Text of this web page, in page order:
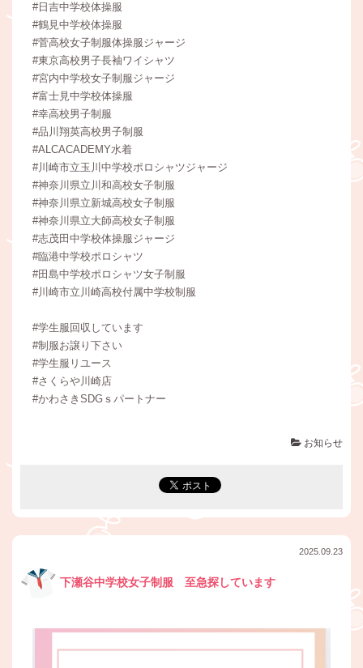
#日吉中学校体操服
#鶴見中学校体操服
#菅高校女子制服体操服ジャージ
#東京高校男子長袖ワイシャツ
#宮内中学校女子制服ジャージ
#富士見中学校体操服
#幸高校男子制服
#品川翔英高校男子制服
#ALCACADEMY水着
#川崎市立玉川中学校ポロシャツジャージ
#神奈川県立川和高校女子制服
#神奈川県立新城高校女子制服
#神奈川県立大師高校女子制服
#志茂田中学校体操服ジャージ
#臨港中学校ポロシャツ
#田島中学校ポロシャツ女子制服
#川崎市立川崎高校付属中学校制服
#学生服回収しています
#制服お譲り下さい
#学生服リユース
#さくらや川崎店
#かわさきSDGｓパートナー
お知らせ
2025.09.23
下瀬谷中学校女子制服 至急探しています